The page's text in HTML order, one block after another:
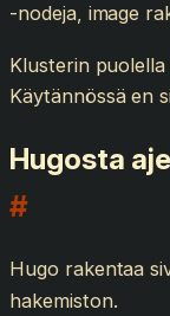
-nodeja, image
Klusterin
Käytännössä en
Hugosta
#
Hugo rakentaa
hakemiston.